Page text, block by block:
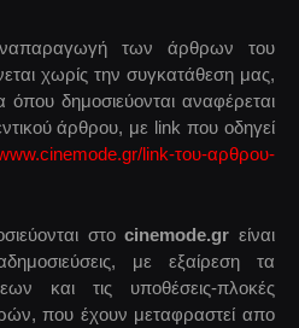
των άρθρων του
χωρίς την συγκατάθεση μας,
δημοσιεύονται αναφέρεται
άρθρου, με link που οδηγεί
link-του-αρθρου-
στοcinemode.gr είναι
με εξαίρεση τα
και τις υποθέσεις-πλοκές
που έχουν μεταφραστεί απο